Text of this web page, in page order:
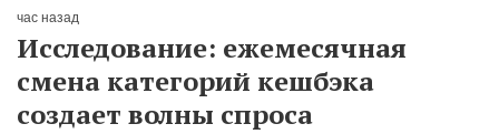
час назад
Исследование: ежемесячная
смена категорий кешбэка
создает волны спроса